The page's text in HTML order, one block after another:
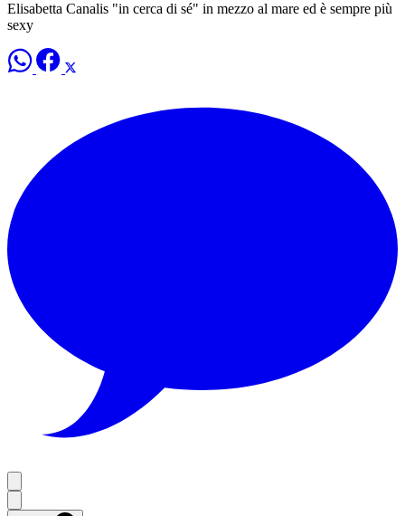
Elisabetta Canalis "in cerca di sé" in mezzo al mare ed è sempre più
sexy